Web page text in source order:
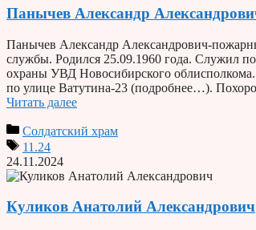
Панычев Александр
Панычев Александр Александрович-
службы. Родился 25.09.1960 года. Служил
охраны УВД Новосибирского
по улице Ватутина-23 (подробнее…).
Читать далее
Солдатский храм
11.24
24.11.2024
Куликов Анатолий Александрович